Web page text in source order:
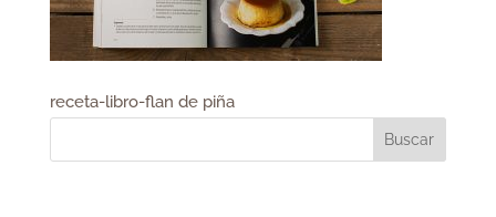
receta-libro-flan de piña
Buscar